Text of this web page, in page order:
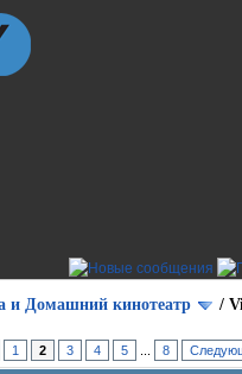
и Домашний кинотеатр /
1 2 3 4 5 8